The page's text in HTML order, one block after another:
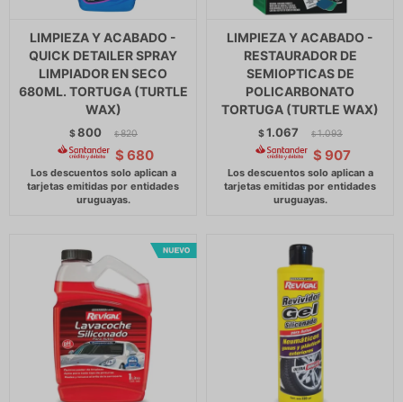
LIMPIEZA Y ACABADO -
QUICK DETAILER SPRAY
LIMPIADOR EN SECO
680ML. TORTUGA (TURTLE
WAX)
$800 $ 820
$ 680
LIMPIEZA Y ACABADO -
RESTAURADOR DE
SEMIOPTICAS DE
POLICARBONATO
TORTUGA (TURTLE WAX)
$1.067 $ 1.093
$ 907